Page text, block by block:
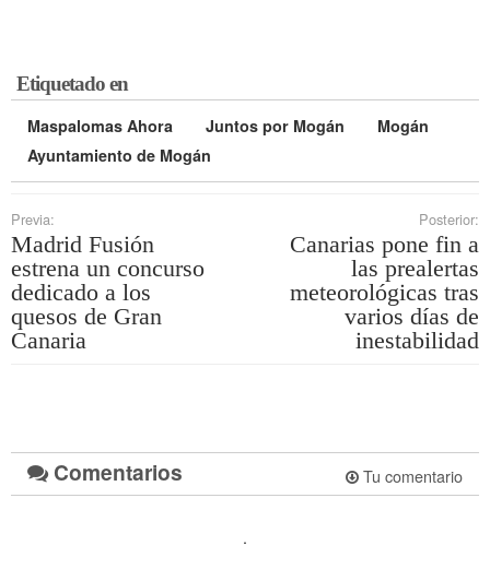
Etiquetado en
Maspalomas Ahora Juntos por Mogán
Mogán
Ayuntamiento de Mogán
Previa:
Madrid Fusión
estrena un concurso
dedicado a los
quesos de Gran
Canaria
Posterior:
Canarias pone fin a
las prealertas
meteorológicas tras
varios días de
inestabilidad
Comentarios Tu comentario
.